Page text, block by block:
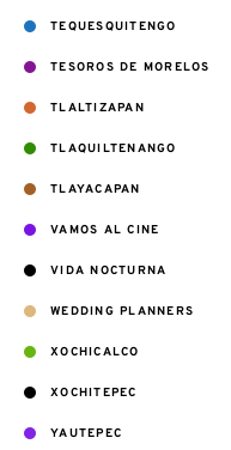
TEQUESQUITENGO
TESOROS DE MORELOS
TLALTIZAPAN
TLAQUILTENANGO
TLAYACAPAN
VAMOS AL CINE
VIDA NOCTURNA
WEDDING PLANNERS
XOCHICALCO
XOCHITEPEC
YAUTEPEC